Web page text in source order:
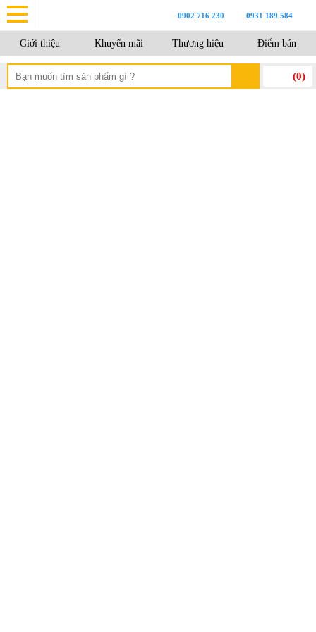
0902 716 230 0931 189 584
Giới thiệu Khuyến mãi Thương hiệu Điểm bán
(0)